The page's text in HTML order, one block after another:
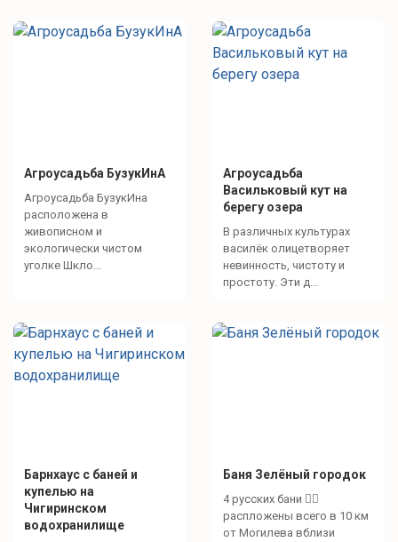
Агроусадьба БузукИнА
Агроусадьба БузукИна
расположена в
живописном и
экологически чистом
уголке Шкло...
Агроусадьба
Васильковый кут на
берегу озера
В различных культурах
василёк олицетворяет
невинность, чистоту и
простоту. Эти д...
Барнхаус с баней и
купелью на
Чигиринском
водохранилище
Баня Зелёный городок
4 русских бани 🧖‍♀️
распложены всего в 10 км
от Могилева вблизи